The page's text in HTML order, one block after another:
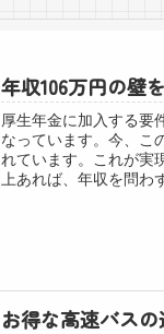
年収106万円の壁
厚生年金に加入する要
なっています。今、こ
れています。これが実
上あれば、年収を問わ
お得な高速バス